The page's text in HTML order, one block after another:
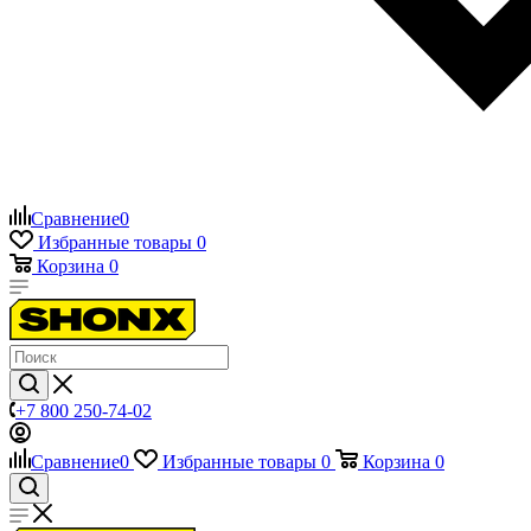
Сравнение0
Избранные товары 0
Корзина 0
+7 800 250-74-02
Сравнение0 Избранные товары 0 Корзина 0